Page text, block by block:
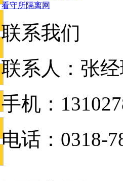
看守所隔离网
联系我们
联系人：张
手机：
电话：0318-